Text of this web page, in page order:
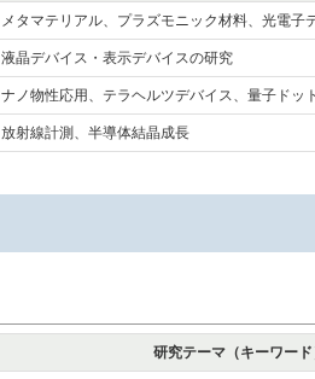
メタマテリアル、プラズモニック材料、光電子
液晶デバイス・表示デバイスの研究
ナノ物性応用、テラヘルツデバイス、量子ドッ
放射線計測、半導体結晶成長
研究テーマ（キーワード